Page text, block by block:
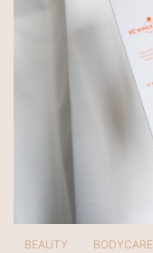
BEAUTY BODYCARE